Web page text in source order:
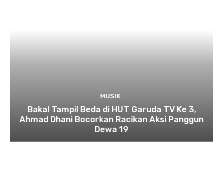
MUSIK
Bakal Tampil Beda di HUT Garuda TV Ke 3,
Ahmad Dhani Bocorkan Racikan Aksi Panggun
Dewa 19